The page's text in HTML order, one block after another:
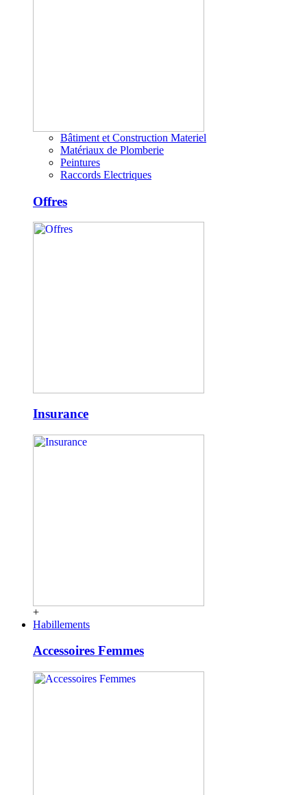
Bâtiment et Construction Materiel
Matériaux de Plomberie
Peintures
Raccords Electriques
Offres
Insurance
+
Habillements
Accessoires Femmes